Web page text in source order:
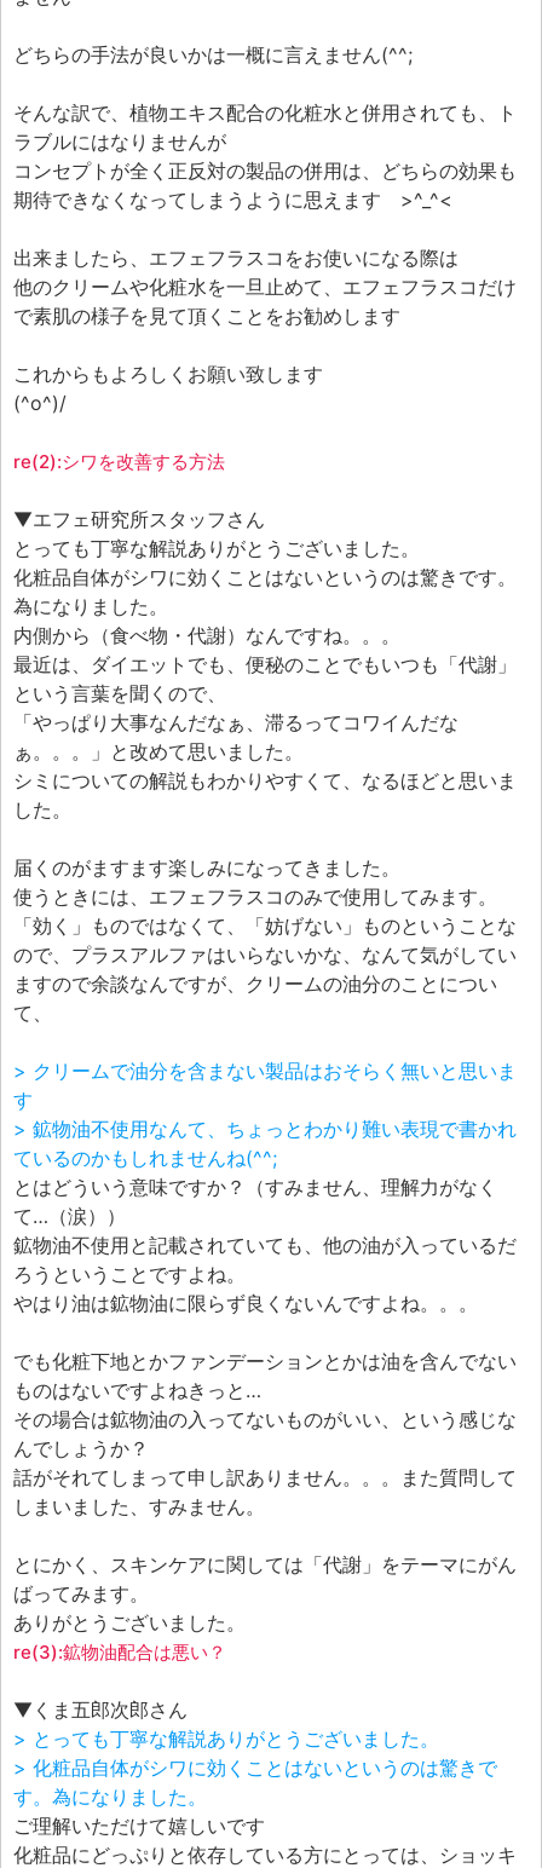
どちらの手法が良いかは一概に言えません(^^;
そんな訳で、植物エキス配合の化粧水と併用されても、ト
ラブルにはなりませんが
コンセプトが全く正反対の製品の併用は、どちらの効果も
期待できなくなってしまうように思えます >^_^<
出来ましたら、エフェフラスコをお使いになる際は
他のクリームや化粧水を一旦止めて、エフェフラスコだけ
で素肌の様子を見て頂くことをお勧めします
これからもよろしくお願い致します
(^o^)/
re(2):シワを改善する方法
▼エフェ研究所スタッフさん
とっても丁寧な解説ありがとうございました。
化粧品自体がシワに効くことはないというのは驚きです。
為になりました。
内側から（食べ物・代謝）なんですね。。。
最近は、ダイエットでも、便秘のことでもいつも「代謝」
という言葉を聞くので、
「やっぱり大事なんだなぁ、滞るってコワイんだな
ぁ。。。」と改めて思いました。
シミについての解説もわかりやすくて、なるほどと思いま
した。
届くのがますます楽しみになってきました。
使うときには、エフェフラスコのみで使用してみます。
「効く」ものではなくて、「妨げない」ものということな
ので、プラスアルファはいらないかな、なんて気がしてい
ますので余談なんですが、クリームの油分のことについ
て、
> クリームで油分を含まない製品はおそらく無いと思いま
す
> 鉱物油不使用なんて、ちょっとわかり難い表現で書かれ
ているのかもしれませんね(^^;
とはどういう意味ですか？（すみません、理解力がなく
て…（涙））
鉱物油不使用と記載されていても、他の油が入っているだ
ろうということですよね。
やはり油は鉱物油に限らず良くないんですよね。。。
でも化粧下地とかファンデーションとかは油を含んでない
ものはないですよねきっと…
その場合は鉱物油の入ってないものがいい、という感じな
んでしょうか？
話がそれてしまって申し訳ありません。。。また質問して
しまいました、すみません。
とにかく、スキンケアに関しては「代謝」をテーマにがん
ばってみます。
ありがとうございました。
re(3):鉱物油配合は悪い？
▼くま五郎次郎さん
> とっても丁寧な解説ありがとうございました。
> 化粧品自体がシワに効くことはないというのは驚きで
す。為になりました。
ご理解いただけて嬉しいです
化粧品にどっぷりと依存している方にとっては、ショッキ